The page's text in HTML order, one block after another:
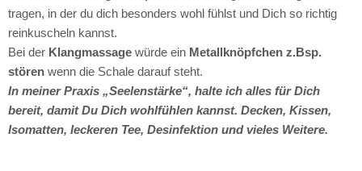
tragen, in der du dich besonders wohl fühlst und Dich so richtig
reinkuscheln kannst.
Bei der Klangmassage würde ein Metallknöpfchen z.Bsp.
stören wenn die Schale darauf steht.
In meiner Praxis „Seelenstärke“, halte ich alles für Dich
bereit, damit Du Dich wohlfühlen kannst. Decken, Kissen,
Isomatten, leckeren Tee, Desinfektion und vieles Weitere.